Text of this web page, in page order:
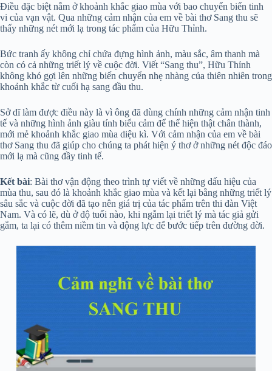
Điều đặc biệt nằm ở khoảnh khắc giao mùa với bao chuyển biến tinh
vi của vạn vật. Qua những cảm nhận của em về bài thơ Sang thu sẽ
thấy những nét mới lạ trong tác phẩm của Hữu Thỉnh.
Bức tranh ấy không chỉ chứa đựng hình ảnh, màu sắc, âm thanh mà
còn có cả những triết lý về cuộc đời. Viết “Sang thu”, Hữu Thỉnh
không khó gợi lên những biến chuyển nhẹ nhàng của thiên nhiên trong
khoảnh khắc từ cuối hạ sang đầu thu.
Sở dĩ làm được điều này là vì ông đã dùng chính những cảm nhận tinh
tế và những hình ảnh giàu tính biểu cảm để thể hiện thật chân thành,
mới mẻ khoảnh khắc giao mùa diệu kì. Với cảm nhận của em về bài
thơ Sang thu đã giúp cho chúng ta phát hiện ý thơ ở những nét độc đáo
mới lạ mà cũng đầy tinh tế.
Kết bài: Bài thơ vận động theo trình tự viết về những dấu hiệu của
mùa thu, sau đó là khoảnh khắc giao mùa và kết lại bằng những triết lý
sâu sắc và cuộc đời đã tạo nên giá trị của tác phẩm trên thi đàn Việt
Nam. Và có lẽ, dù ở độ tuổi nào, khi ngẫm lại triết lý mà tác giả gửi
gắm, ta lại có thêm niềm tin và động lực để bước tiếp trên đường đời.